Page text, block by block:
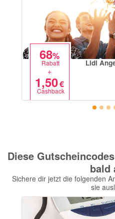
68%
Rabatt
+
1,50€
Cashback
Lidl
Diese
bald
Sichere dir jetzt die folgenden
sie